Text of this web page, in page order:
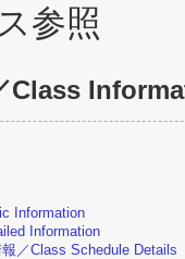
参照
Class
Information
Information
／Class Schedule Details